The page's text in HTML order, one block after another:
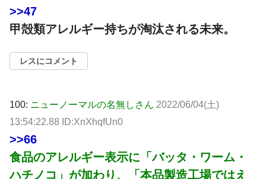
>>47
甲殻類アレルギー持ちが淘汰される未来。
レスにコメント
100: ニューノーマルの名無しさん 2022/06/04(土)
13:54:22.88 ID:XnXhqfUn0
>>66
食品のアレルギー表示に「バッタ・ワーム・
ハチノコ」が加わり、「本品製造工場ではえ